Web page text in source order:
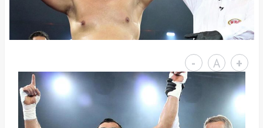
- A +